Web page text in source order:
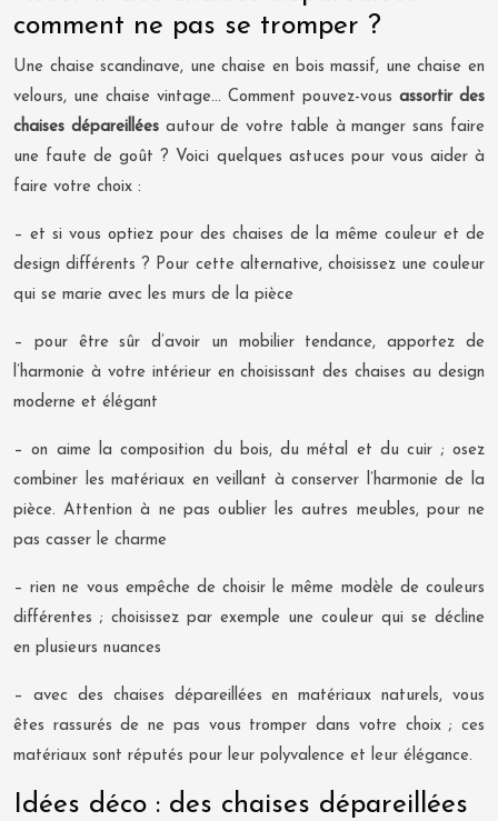
comment ne pas se tromper ?
Une chaise scandinave, une chaise en bois massif, une chaise en
velours, une chaise vintage… Comment pouvez-vous assortir des
chaises dépareilléesautour de votre table à manger sans faire
une faute de goût ? Voici quelques astuces pour vous aider à
faire votre choix :
– et si vous optiez pour des chaises de la même couleur et de
design différents ? Pour cette alternative, choisissez une couleur
qui se marie avec les murs de la pièce
– pour être sûr d’avoir un mobilier tendance, apportez de
l’harmonie à votre intérieur en choisissant des chaises au design
moderne et élégant
– on aime la composition du bois, du métal et du cuir ; osez
combiner les matériaux en veillant à conserver l’harmonie de la
pièce. Attention à ne pas oublier les autres meubles, pour ne
pas casser le charme
– rien ne vous empêche de choisir le même modèle de couleurs
différentes ; choisissez par exemple une couleur qui se décline
en plusieurs nuances
– avec des chaises dépareillées en matériaux naturels, vous
êtes rassurés de ne pas vous tromper dans votre choix ; ces
matériaux sont réputés pour leur polyvalence et leur élégance.
Idées déco : des chaises dépareillées